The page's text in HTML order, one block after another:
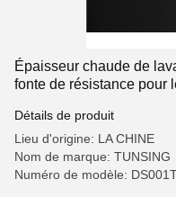
Épaisseur chaude de
fonte de résistance pour
Détails de produit
Lieu d'origine: LA CHINE
Nom de marque: TUNSING
Numéro de modèle: